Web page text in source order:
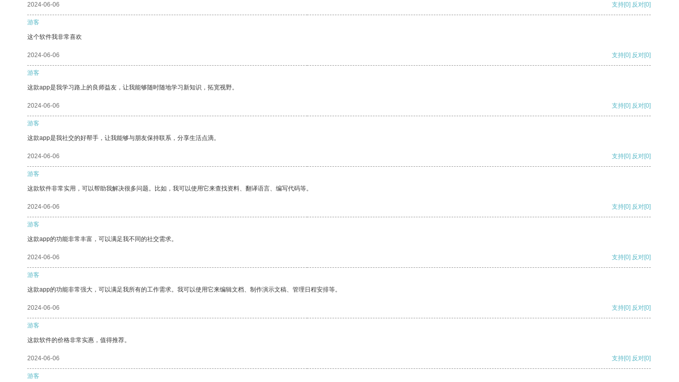
2024-06-06 支持[0] 反对[0]
游客
这个软件我非常喜欢
2024-06-06 支持[0] 反对[0]
游客
这款app是我学习路上的良师益友，让我能够随时随地学习新知识，拓宽视野。
2024-06-06 支持[0] 反对[0]
游客
这款app是我社交的好帮手，让我能够与朋友保持联系，分享生活点滴。
2024-06-06 支持[0] 反对[0]
游客
这款软件非常实用，可以帮助我解决很多问题。比如，我可以使用它来查找资料、翻译语言、编写代码等。
2024-06-06 支持[0] 反对[0]
游客
这款app的功能非常丰富，可以满足我不同的社交需求。
2024-06-06 支持[0] 反对[0]
游客
这款app的功能非常强大，可以满足我所有的工作需求。我可以使用它来编辑文档、制作演示文稿、管理日程安排等。
2024-06-06 支持[0] 反对[0]
游客
这款软件的价格非常实惠，值得推荐。
2024-06-06 支持[0] 反对[0]
游客